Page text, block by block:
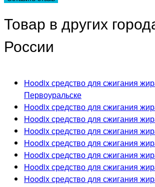
Товар в других
России
Hoodix средство для сжигания
Первоуральске
Hoodix средство для сжигания
Hoodix средство для сжигания
Hoodix средство для сжигания
Hoodix средство для сжигания
Hoodix средство для сжигания
Hoodix средство для сжигания
Hoodix средство для сжигания